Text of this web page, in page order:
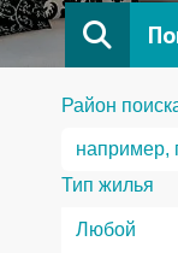
Район
Тип жилья